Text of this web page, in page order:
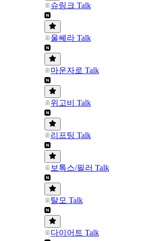
슈링크 Talk
울쎄라 Talk
마운자로 Talk
위고비 Talk
리프팅 Talk
보톡스/필러 Talk
탈모 Talk
다이어트 Talk